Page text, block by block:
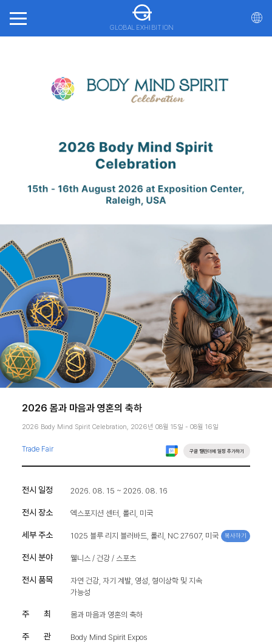
GLOBAL EXHIBITION
2026 몸과 마음과 영혼의 축하
2026 Body Mind Spirit Celebration, 2026년 08월 15일 - 08월 16일
Trade Fair 구글 캘린더에 일정 추가하기
전시 일정 2026. 08. 15 ~ 2026. 08. 16
전시 장소 엑스포지션 센터, 롤리, 미국
세부 주소 1025 블루 리지 블러바드, 롤리, NC 27607, 미국 복사하기
전시 분야 웰니스 / 건강 / 스포츠
전시 품목
자연 건강, 자기 계발, 영성, 형이상학 및 지속
가능성
주 최 몸과 마음과 영혼의 축하
주 관 Body Mind Spirit Expos